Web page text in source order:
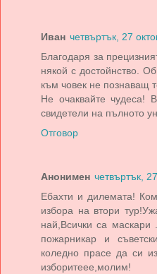
Иван четвъртък, 27
Благодаря за
някой с достойнство.
към човек не познаващ
Не очаквайте чудеса!
свидетели на пълното
Отговор
Анонимен четвъртък,
Ебахти и дилемата!
избора на втори
най,Всички са
пожарникар и
коледно прасе да си
изборитеее,молим!